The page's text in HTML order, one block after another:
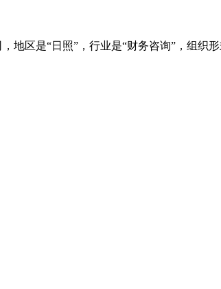
地区是“日照”，行业是“财务咨询”，组织